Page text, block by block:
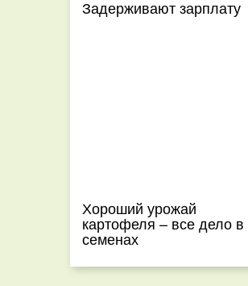
Задерживают зарплату
Хороший урожай
картофеля – все дело в
семенах